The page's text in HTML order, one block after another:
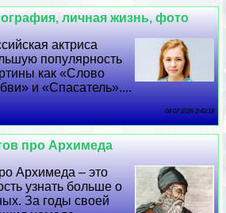
личная жизнь, фото
актриса
популярность
как «Слово
и «Спасатель»....
04 07 2026 2:43:18
про Архимеда
Архимеда – это
узнать больше о
За годы своей